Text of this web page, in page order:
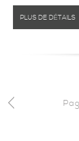
PLUS DE